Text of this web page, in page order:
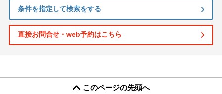
条件を指定して検索をする
直接お問合せ・web予約はこちら
このページの先頭へ